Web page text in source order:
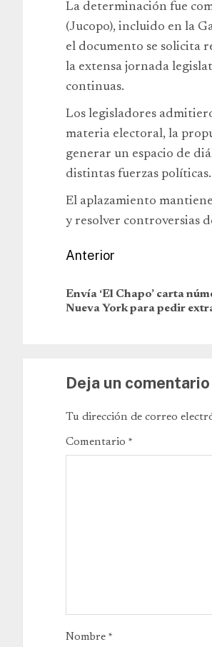
La determinación fue
(Jucopo), incluido en la
el documento se solicita
la extensa jornada
continuas.
Los legisladores
materia electoral, la
generar un espacio de
distintas fuerzas políticas.
El aplazamiento
y resolver controversias
Anterior
Envía ‘El Chapo’ carta
Nueva York para pedir
Deja un comentario
Tu dirección de correo
Comentario *
Nombre *